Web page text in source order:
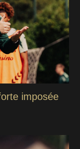
imposée